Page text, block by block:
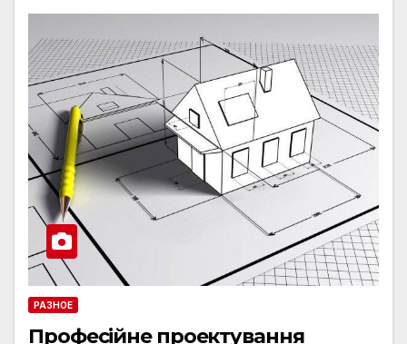
РАЗНОЕ
Професійне проектування